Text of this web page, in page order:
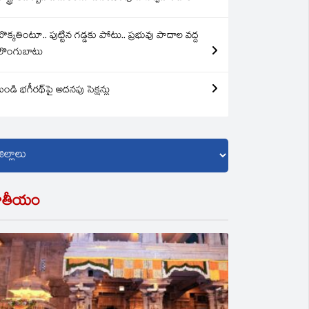
పుట్టిన గడ్డకు పోటు.. ప్రభువు పాదాల వద్ద
భగీరథ్‌పై అదనపు సెక్షన్లు